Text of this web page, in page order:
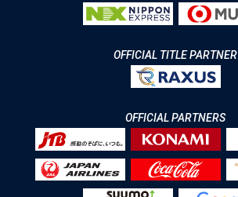
OFFICIAL TITLE PARTNER
OFFICIAL PARTNERS